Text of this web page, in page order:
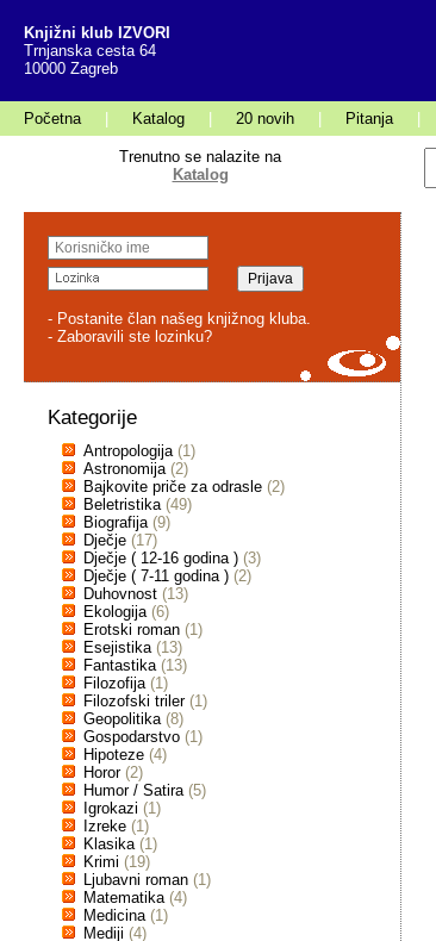
Knjižni klub IZVORI
Trnjanska cesta 64
10000 Zagreb
Početna Katalog 20 novih Pitanja
Trenutno se nalazite na
Katalog
- Postanite član našeg knjižnog kluba.
- Zaboravili ste lozinku?
Kategorije
Antropologija (1)
Astronomija (2)
Bajkovite priče za odrasle (2)
Beletristika (49)
Biografija (9)
Dječje (17)
Dječje ( 12-16 godina ) (3)
Dječje ( 7-11 godina ) (2)
Duhovnost (13)
Ekologija (6)
Erotski roman (1)
Esejistika (13)
Fantastika (13)
Filozofija (1)
Filozofski triler (1)
Geopolitika (8)
Gospodarstvo (1)
Hipoteze (4)
Horor (2)
Humor / Satira (5)
Igrokazi (1)
Izreke (1)
Klasika (1)
Krimi (19)
Ljubavni roman (1)
Matematika (4)
Medicina (1)
Mediji (4)